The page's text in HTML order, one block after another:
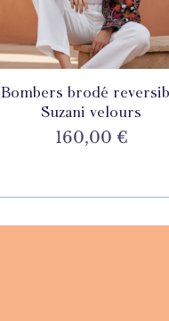
Aperçu rapide
Bombers brodé
Suzani velours
Prix
160,00 €